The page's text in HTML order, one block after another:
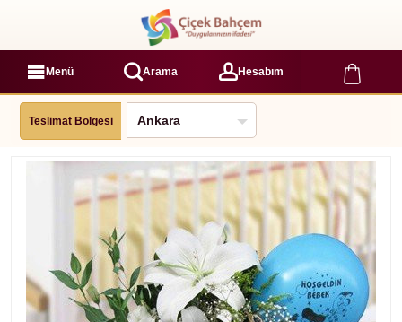
Menü Arama Hesabım
Teslimat Bölgesi